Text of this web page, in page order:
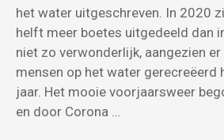
het water uitgeschreven. In 2020
helft meer boetes uitgedeeld dan
niet zo verwonderlijk, aangezien
mensen op het water gerecreëerd
jaar. Het mooie voorjaarsweer
en door Corona …